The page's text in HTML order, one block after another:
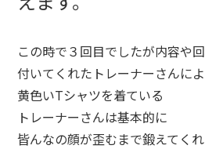
この時で３回目でしたが内容や
付いてくれたトレーナーさんによ
黄色いTシャツを着ている
トレーナーさんは基本的に
皆んなの顔が歪むまで鍛えてくれ